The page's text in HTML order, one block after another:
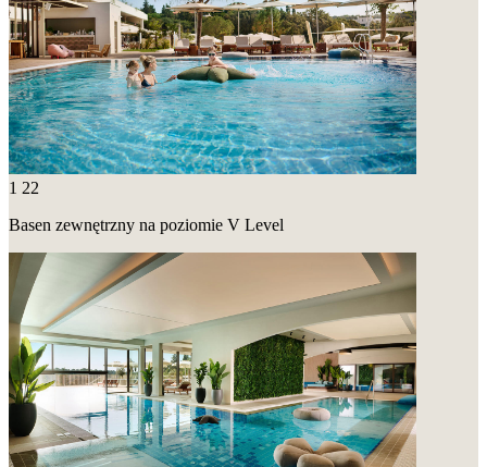
1 22
Basen zewnętrzny na poziomie V Level